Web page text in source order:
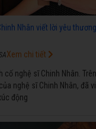
Nhân viết lời yêu
cố nghệ sĩ Chinh Nhân.
nghệ sĩ Chinh Nhân, đã
động
Xem chi tiết